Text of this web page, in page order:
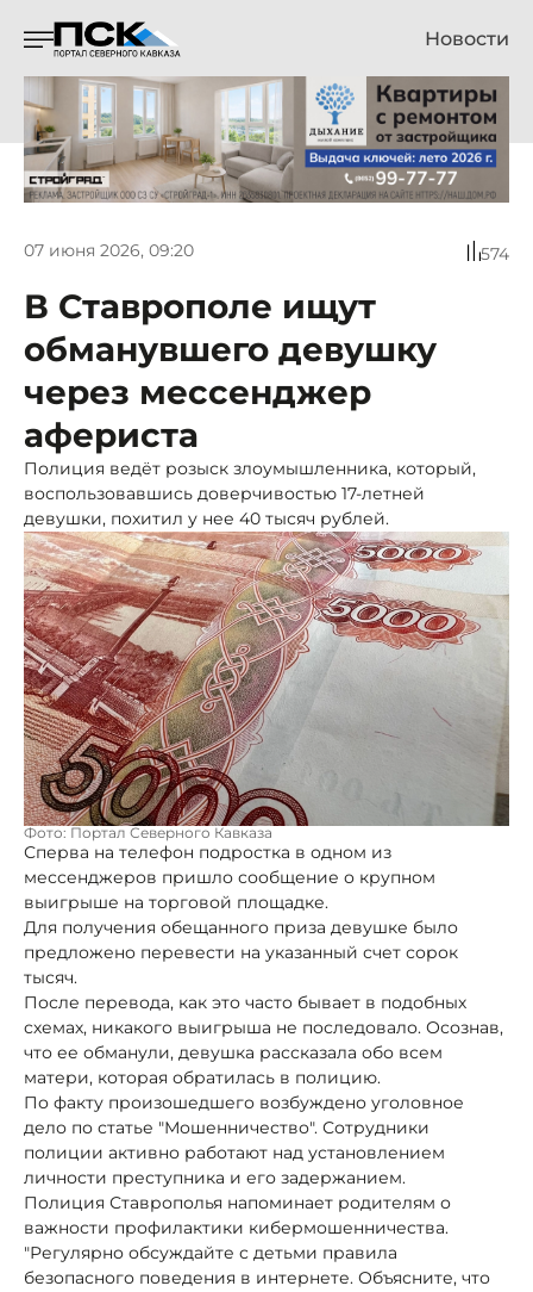
Новости
07 июня 2026, 09:20 574
В Ставрополе ищут
обманувшего девушку
через мессенджер
афериста
Полиция ведёт розыск злоумышленника, который,
воспользовавшись доверчивостью 17-летней
девушки, похитил у нее 40 тысяч рублей.
Фото: Портал Северного Кавказа
Сперва на телефон подростка в одном из
мессенджеров пришло сообщение о крупном
выигрыше на торговой площадке.
Для получения обещанного приза девушке было
предложено перевести на указанный счет сорок
тысяч.
После перевода, как это часто бывает в подобных
схемах, никакого выигрыша не последовало. Осознав,
что ее обманули, девушка рассказала обо всем
матери, которая обратилась в полицию.
По факту произошедшего возбуждено уголовное
дело по статье "Мошенничество". Сотрудники
полиции активно работают над установлением
личности преступника и его задержанием.
Полиция Ставрополья напоминает родителям о
важности профилактики кибермошенничества.
"Регулярно обсуждайте с детьми правила
безопасного поведения в интернете. Объясните, что